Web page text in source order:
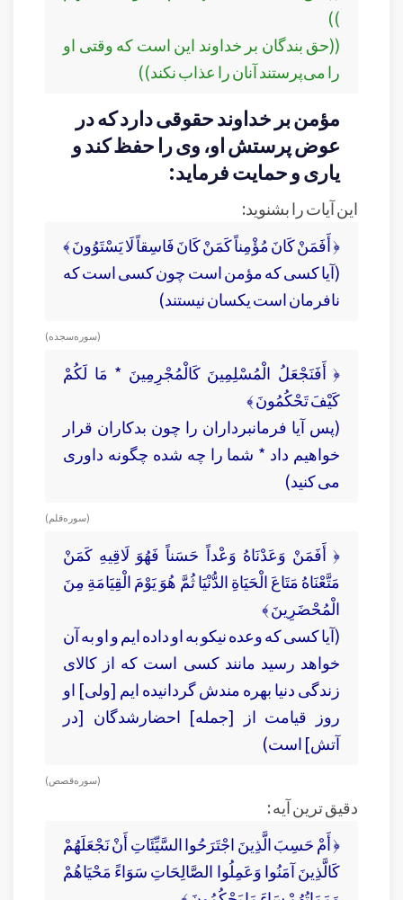
))
((حق بندگان بر خداوند این است که وقتی او
را می‌پرستند آنان را عذاب نکند))
مؤمن بر خداوند حقوقی دارد که در
عوض پرستش او، وی را حفظ کند و
یاری و حمایت فرماید:
این آیات را بشنوید:
﴿ أَفَمَنْ كَانَ مُؤْمِناً كَمَنْ كَانَ فَاسِقاً لَا يَسْتَوُونَ ﴾
(آيا كسى كه مؤمن است چون كسى است كه
نافرمان است‏ يكسان نيستند)
( سوره سجده )
﴿ أَفَنَجْعَلُ الْمُسْلِمِينَ كَالْمُجْرِمِينَ * مَا لَكُمْ
كَيْفَ تَحْكُمُونَ ﴾
(پس آيا فرمانبرداران را چون بدكاران قرار
خواهيم داد * شما را چه شده چگونه داورى
مى ‏كنيد)
( سوره قلم )
﴿ أَفَمَنْ وَعَدْنَاهُ وَعْداً حَسَناً فَهُوَ لَاقِيهِ كَمَنْ
مَتَّعْنَاهُ مَتَاعَ الْحَيَاةِ الدُّنْيَا ثُمَّ هُوَ يَوْمَ الْقِيَامَةِ مِنَ
الْمُحْضَرِينَ ﴾
(آيا كسى كه وعده نيكو به او داده‏ ايم و او به آن
خواهد رسيد مانند كسى است كه از كالاى
زندگى دنيا بهره‏ مندش گردانيده‏ ايم [ولى] او
روز قيامت از [جمله] احضارشدگان [در
آتش] است)
( سوره قصص )
دقیق ترین آیه :
﴿ أَمْ حَسِبَ الَّذِينَ اجْتَرَحُوا السَّيِّئَاتِ أَنْ نَجْعَلَهُمْ
كَالَّذِينَ آمَنُوا وَعَمِلُوا الصَّالِحَاتِ سَوَاءً مَحْيَاهُمْ